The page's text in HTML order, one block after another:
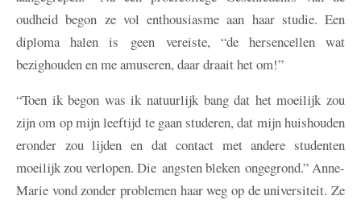
oudheid begon ze vol enthousiasme aan haar studie. Een
diploma halen is geen vereiste, “de hersencellen wat
bezighouden en me amuseren, daar draait het om!”
“Toen ik begon was ik natuurlijk bang dat het moeilijk zou
zijn om op mijn leeftijd te gaan studeren, dat mijn huishouden
eronder zou lijden en dat contact met andere studenten
moeilijk zou verlopen. Die angsten bleken ongegrond.” Anne-
Marie vond zonder problemen haar weg op de universiteit. Ze